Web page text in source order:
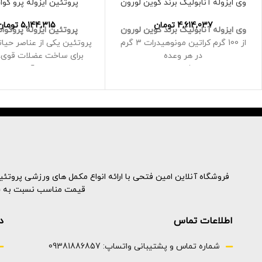
وی ایزوله آنابولیک برند کوین لورون
4,614,037 تومان
وی ایزوله آنابولیک برند کوین لورون
از 100 گرم
کراتین مونوهیدرات 3 گرم
در هر وعده
دارای عصاره شنبلیله برای سنتز
2کیلوگرم
پروتئین ایزوله پرو
5,144,315
پروتئین ایزوله
پروتئین یکی از عناصر
برای ساخت عضلات
سالم به آن نیاز
آسانی نیست
به این ترتیب، مصرف
از تمرینات ورزشی،
برای رسیدن به اهدافتان
فروشگاه آنلاین امین فتحی با ارائه انواع مکمل های ورزشی
قیمت مناسب نسبت به
اطلاعات تماس
شماره تماس و پشتیبانی واتساپ: 09381886857